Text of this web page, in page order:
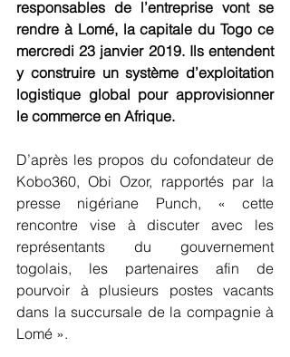
responsables de l’entreprise vont se
rendre à Lomé, la capitale du Togo ce
mercredi 23 janvier 2019. Ils entendent
y construire un système d’exploitation
logistique global pour approvisionner
le commerce en Afrique.
D’après les propos du cofondateur de
Kobo360, Obi Ozor, rapportés par la
presse nigériane Punch, « cette
rencontre vise à discuter avec les
représentants du gouvernement
togolais, les partenaires afin de
pourvoir à plusieurs postes vacants
dans la succursale de la compagnie à
Lomé ».